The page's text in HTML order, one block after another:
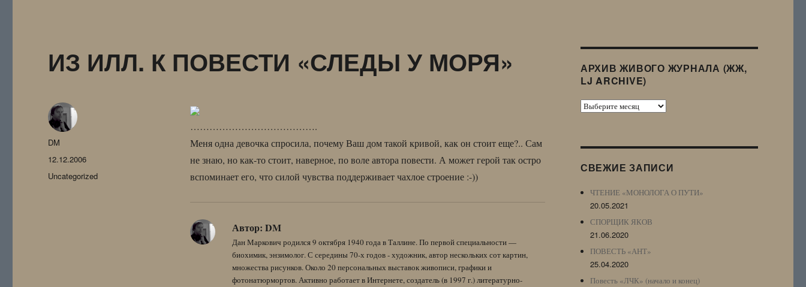
ИЗ ИЛЛ. К ПОВЕСТИ «СЛЕДЫ У МОРЯ»
………………………………….
Меня одна девочка спросила, почему Ваш дом такой кривой, как он стоит еще?.. Сам
не знаю, но как-то стоит, наверное, по воле автора повести. А может герой так остро
вспоминает его, что силой чувства поддерживает чахлое строение :-))
Автор: DM
Дан Маркович родился 9 октября 1940 года в Таллине. По первой специальности —
биохимик, энзимолог. С середины 70-х годов - художник, автор нескольких сот картин,
множества рисунков. Около 20 персональных выставок живописи, графики и
фотонатюрмортов. Активно работает в Интернете, создатель (в 1997 г.) литературно-
Автор
DM
Опубликовано
12.12.2006
Рубрики
Uncategorized
АРХИВ ЖИВОГО ЖУРНАЛА (ЖЖ,
LJ ARCHIVE)
Архив
Archive)
СВЕЖИЕ ЗАПИСИ
ЧТЕНИЕ «МОНОЛОГА О ПУТИ»
20.05.2021
СПОРЩИК ЯКОВ
21.06.2020
ПОВЕСТЬ «АНТ»
25.04.2020
Повесть «ЛЧК» (начало и конец)